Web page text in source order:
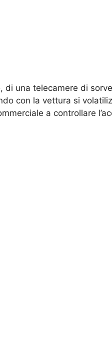
di una telecamere di
con la vettura si
a controllare